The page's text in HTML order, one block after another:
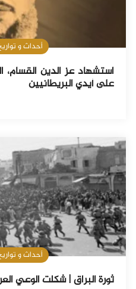
أحداث و
استشهاد عز الدين
على أيدي البريطانيين
أحداث و
ثورة البراق | شكلت الوعي